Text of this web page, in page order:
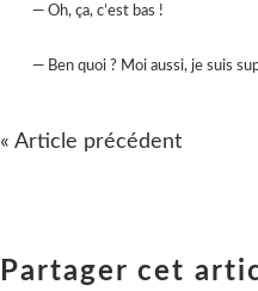
— Oh, ça, c’est bas !
— Ben quoi ? Moi aussi, je suis
« Article précédent
Partager cet